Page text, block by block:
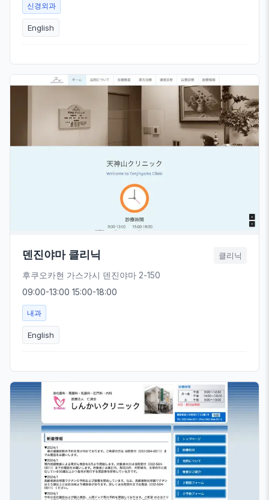
신경외과
English
덴진야마 클리닉 클리닉
후쿠오카현 가스가시 덴진야마 2-150
09:00-13:00 15:00-18:00
내과
English